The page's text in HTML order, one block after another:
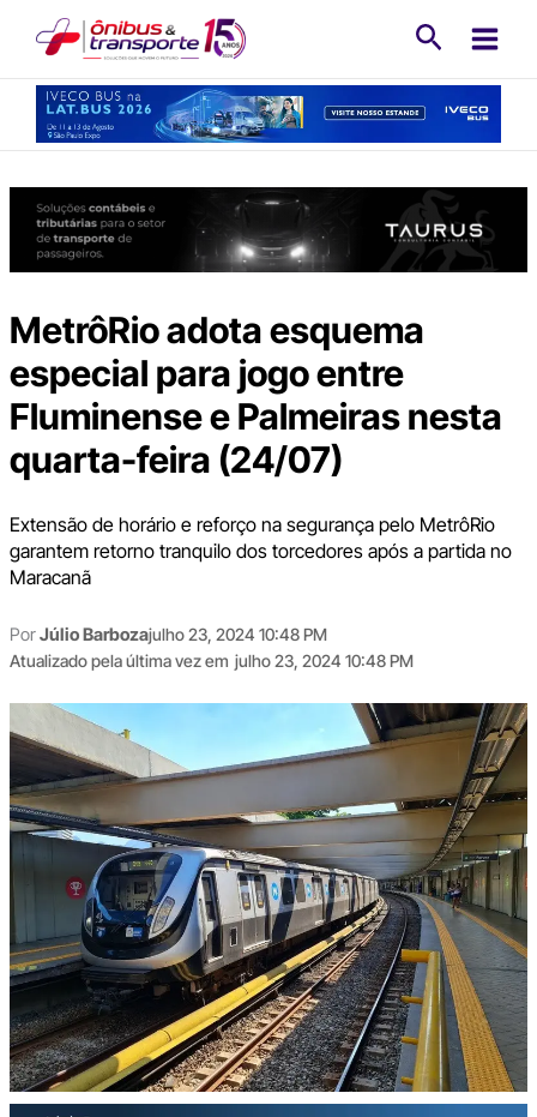
conteúdo
MetrôRio adota esquema
especial para jogo entre
Fluminense e Palmeiras nesta
quarta-feira (24/07)
Extensão de horário e reforço na segurança pelo MetrôRio
garantem retorno tranquilo dos torcedores após a partida no
Maracanã
PorJúlio Barbozajulho 23, 2024 10:48 PM
Atualizado pela última vez em julho 23, 2024 10:48 PM